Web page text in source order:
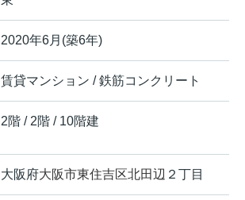
2020年6月(築6年)
賃貸マンション / 鉄筋コンクリート
2階 / 2階 / 10階建
大阪府大阪市東住吉区北田辺 ２丁目